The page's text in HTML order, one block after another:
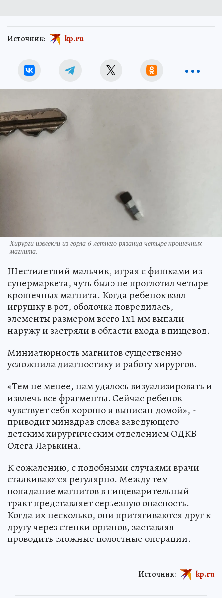
Источник: kp.ru
Хирурги извлекли из горла 6-летнего рязанца четыре крошечных
магнита.
Шестилетний мальчик, играя с фишками из
супермаркета, чуть было не проглотил четыре
крошечных магнита. Когда ребенок взял
игрушку в рот, оболочка повредилась,
элементы размером всего 1x1 мм выпали
наружу и застряли в области входа в пищевод.
Миниатюрность магнитов существенно
усложнила диагностику и работу хирургов.
«Тем не менее, нам удалось визуализировать и
извлечь все фрагменты. Сейчас ребенок
чувствует себя хорошо и выписан домой», -
приводит минздрав слова заведующего
детским хирургическим отделением ОДКБ
Олега Ларькина.
К сожалению, с подобными случаями врачи
сталкиваются регулярно. Между тем
попадание магнитов в пищеварительный
тракт представляет серьезную опасность.
Когда их несколько, они притягиваются друг к
другу через стенки органов, заставляя
проводить сложные полостные операции.
Источник: kp.ru